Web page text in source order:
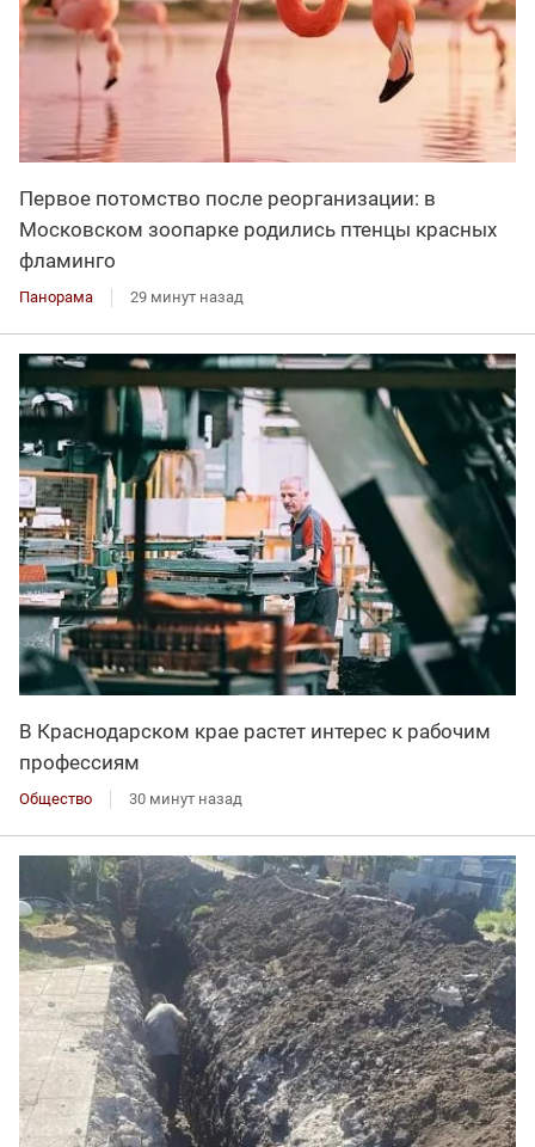
Первое потомство после реорганизации: в
Московском зоопарке родились птенцы красных
фламинго
Панорама 29 минут назад
В Краснодарском крае растет интерес к рабочим
профессиям
Общество 30 минут назад